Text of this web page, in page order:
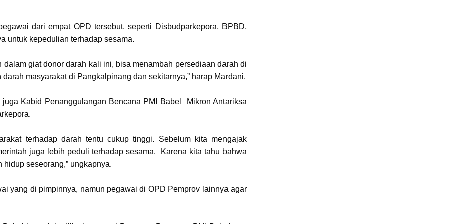
dari empat OPD tersebut, seperti Disbudparkepora, BPBD,
untuk kepedulian terhadap sesama.
giat donor darah kali ini, bisa menambah persediaan darah di
masyarakat di Pangkalpinang dan sekitarnya,” harap Mardani.
Kabid Penanggulangan Bencana PMI Babel Mikron Antariksa
terhadap darah tentu cukup tinggi. Sebelum kita mengajak
juga lebih peduli terhadap sesama. Karena kita tahu bahwa
seseorang,” ungkapnya.
yang di pimpinnya, namun pegawai di OPD Pemprov lainnya agar